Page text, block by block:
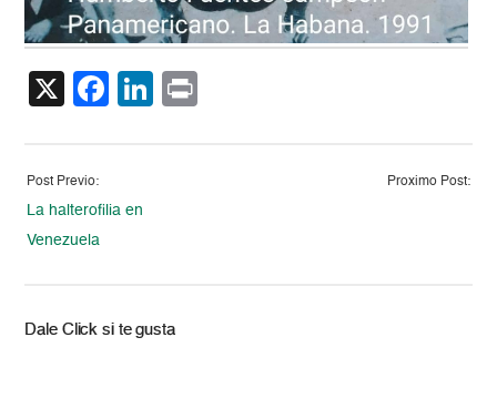
X Facebook
LinkedIn
Post Previo:
La halterofilia en
Venezuela
Proximo Post:
Dale Click si te gusta